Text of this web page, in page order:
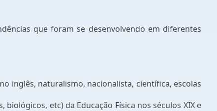
que foram se desenvolvendo em diferentes
inglês, naturalismo, nacionalista, científica, escolas
etc) da Educação Física nos séculos XIX e